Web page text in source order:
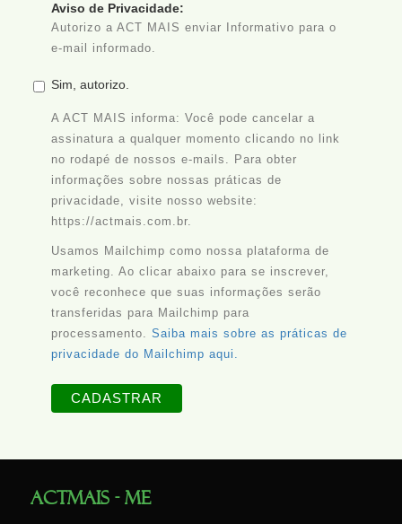
Aviso de Privacidade:
Autorizo a ACT MAIS enviar Informativo para o
e-mail informado.
Sim, autorizo.
A ACT MAIS informa: Você pode cancelar a
assinatura a qualquer momento clicando no link
no rodapé de nossos e-mails. Para obter
informações sobre nossas práticas de
privacidade, visite nosso website:
https://actmais.com.br.
Usamos Mailchimp como nossa plataforma de
marketing. Ao clicar abaixo para se inscrever,
você reconhece que suas informações serão
transferidas para Mailchimp para
processamento. Saiba mais sobre as práticas de
privacidade do Mailchimp aqui.
ACTMAIS - ME